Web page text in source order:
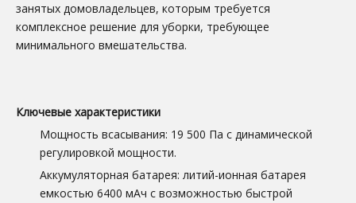
занятых домовладельцев, которым требуется
комплексное решение для уборки, требующее
минимального вмешательства.
Ключевые характеристики
Мощность всасывания: 19 500 Па с динамической
регулировкой мощности.
Аккумуляторная батарея: литий-ионная батарея
емкостью 6400 мАч с возможностью быстрой